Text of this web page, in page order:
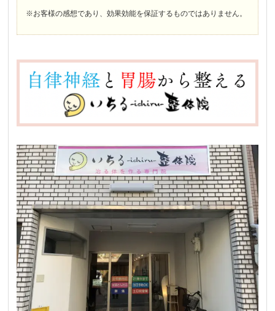
※お客様の感想であり、効果効能を保証するものではありません。